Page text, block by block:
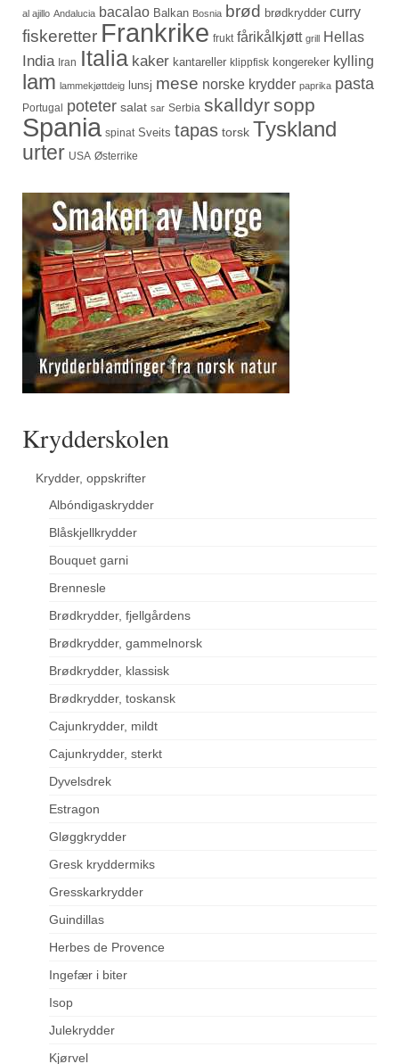
al ajillo Andalucia bacalao Balkan Bosnia brød brødkrydder curry
fiskeretter Frankrike frukt fårikålkjøtt grill Hellas
India Iran Italia kaker kantareller klippfisk kongereker kylling
lam lammekjøttdeig lunsj mese norske krydder paprika pasta
Portugal poteter salat sar Serbia skalldyrsopp
Spania spinat Sveits tapas torsk Tyskland
urter USA Østerrike
Krydderskolen
Krydder, oppskrifter
Albóndigaskrydder
Blåskjellkrydder
Bouquet garni
Brennesle
Brødkrydder, fjellgårdens
Brødkrydder, gammelnorsk
Brødkrydder, klassisk
Brødkrydder, toskansk
Cajunkrydder, mildt
Cajunkrydder, sterkt
Dyvelsdrek
Estragon
Gløggkrydder
Gresk kryddermiks
Gresskarkrydder
Guindillas
Herbes de Provence
Ingefær i biter
Isop
Julekrydder
Kjørvel